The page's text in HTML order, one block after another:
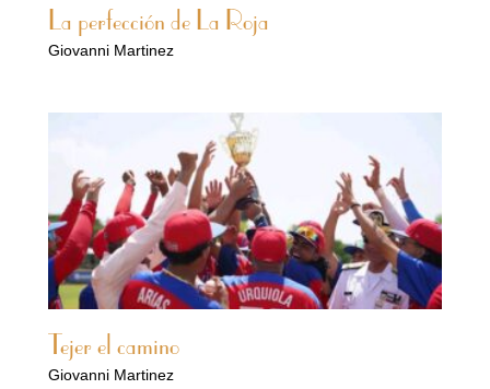
La perfección de La Roja
Giovanni Martinez
Tejer el camino
Giovanni Martinez